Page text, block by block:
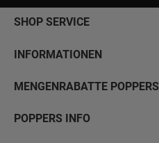
SHOP SERVICE
INFORMATIONEN
MENGENRABATTE POPPERS
POPPERS INFO